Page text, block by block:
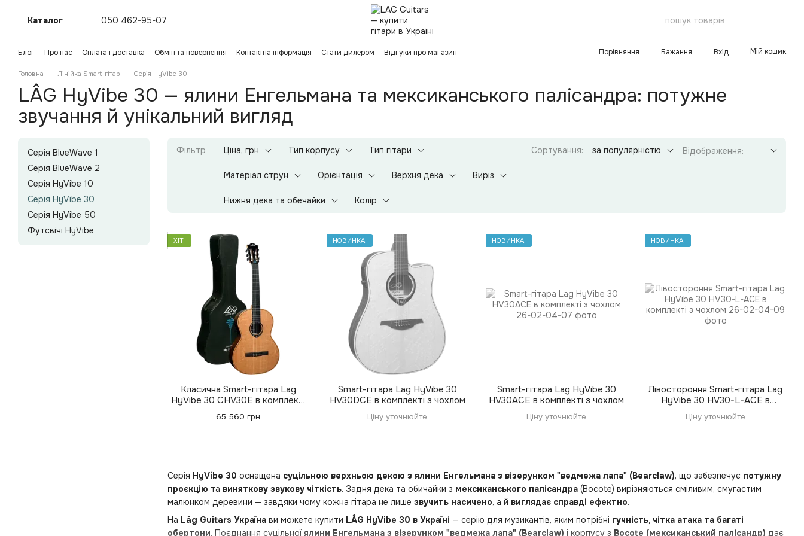
Каталог
050 462-95-07
Блог Про нас Оплата і доставка Обмін та повернення Контактна інформація Стати дилером Відгуки про магазин Порівняння Бажання Вхід Мій кошик
Головна Лінійка Smart-гітар Серія HyVibe 30
LÂG HyVibe 30 — ялини Енгельмана та мексиканського палісандра: потужне
звучання й унікальний вигляд
Фільтр Ціна, грн Тип корпусу Тип гітари
Матеріал струн Орієнтація Верхня дека Виріз
Нижня дека та обечайки Колір
Сортування: за популярністю Відображення:
Серія HyVibe 30 оснащена суцільною верхньою декою з ялини Енгельмана з візерунком "ведмежа лапа" (Bearclaw), що забезпечує потужну
проєкцію та виняткову звукову чіткість. Задня дека та обичайки з мексиканського палісандра (Bocote) вирізняються сміливим, смугастим
малюнком деревини — завдяки чому кожна гітара не лише звучить насичено, а й виглядає справді ефектно.
На Lâg Guitars Україна ви можете купити LÂG HyVibe 30 в Україні — серію для музикантів, яким потрібні гучність, чітка атака та багаті
обертони. Поєднання суцільної ялини Енгельмана з візерунком "ведмежа лапа" (Bearclaw) і корпусу з Bocote (мексиканський палісандр) дає
ХІТ
Класична Smart-гітара Lag
HyVibe 30 CHV30E в комплекті
з чохлом
65 560 грн
НОВИНКА
Smart-гітара Lag HyVibe 30
HV30DCE в комплекті з чохлом
Ціну уточнюйте
НОВИНКА
Smart-гітара Lag HyVibe 30
HV30ACE в комплекті з чохлом
Ціну уточнюйте
НОВИНКА
Лівостороння Smart-гітара Lag
HyVibe 30 HV30-L-ACE в
комплекті з чохлом
Ціну уточнюйте
Серія BlueWave 1
Серія BlueWave 2
Серія HyVibe 10
Серія HyVibe 30
Серія HyVibe 50
Футсвічі HyVibe